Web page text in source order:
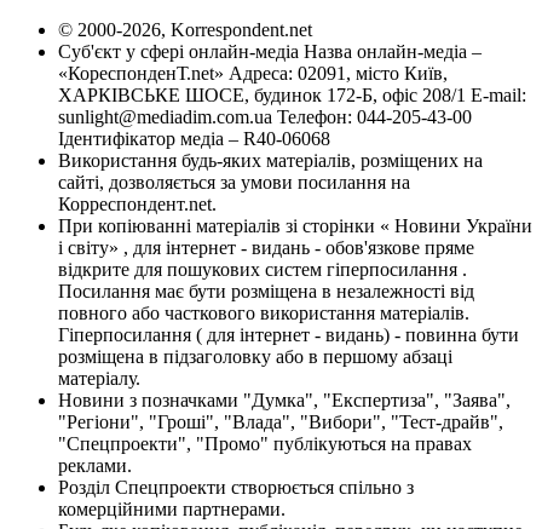
© 2000-2026, Korrespondent.net
Суб'єкт у сфері онлайн-медіа Назва онлайн-медіа –
«КореспонденТ.net» Адреса: 02091, місто Київ,
ХАРКІВСЬКЕ ШОСЕ, будинок 172-Б, офіс 208/1 E-mail:
sunlight@mediadim.com.ua Телефон: 044-205-43-00
Ідентифікатор медіа – R40-06068
Використання будь-яких матеріалів, розміщених на
сайті, дозволяється за умови посилання на
Корреспондент.net.
При копіюванні матеріалів зі сторінки « Новини України
і світу» , для інтернет - видань - обов'язкове пряме
відкрите для пошукових систем гіперпосилання .
Посилання має бути розміщена в незалежності від
повного або часткового використання матеріалів.
Гіперпосилання ( для інтернет - видань) - повинна бути
розміщена в підзаголовку або в першому абзаці
матеріалу.
Новини з позначками "Думка", "Експертиза", "Заява",
"Регіони", "Гроші", "Влада", "Вибори", "Тест-драйв",
"Спецпроекти", "Промо" публікуються на правах
реклами.
Розділ Спецпроекти створюється спільно з
комерційними партнерами.